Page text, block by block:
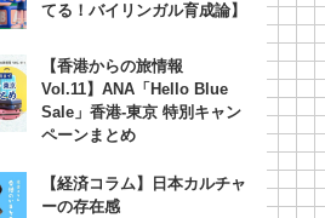
てる！バイリンガル育成論】
【香港からの旅情報
Vol.11】ANA「Hello Blue
Sale」香港‐東京 特別キャン
ペーンまとめ
【経済コラム】日本カルチャ
ーの存在感